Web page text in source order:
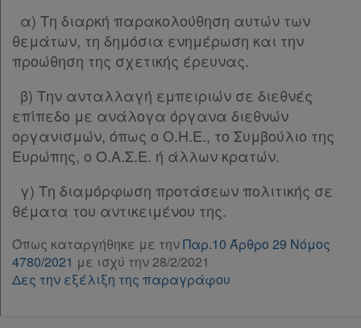
Οι
σημειώσεις
μου
Ψάχνω
και
δε
βρίσκω
α) Τη διαρκή παρακολούθηση αυτών των
θεμάτων, τη δημόσια ενημέρωση και την
προώθηση της σχετικής έρευνας.
β) Την ανταλλαγή εμπειριών σε διεθνές
επίπεδο με ανάλογα όργανα διεθνών
οργανισμών, όπως ο Ο.Η.Ε., το Συμβούλιο της
Ευρώπης, ο Ο.Α.Σ.Ε. ή άλλων κρατών.
γ) Τη διαμόρφωση προτάσεων πολιτικής σε
θέματα του αντικειμένου της.
Όπως καταργήθηκε με τηνΠαρ.10 Άρθρο 29 Νόμος
4780/2021 με ισχύ την 28/2/2021
Δες την εξέλιξη της παραγράφου